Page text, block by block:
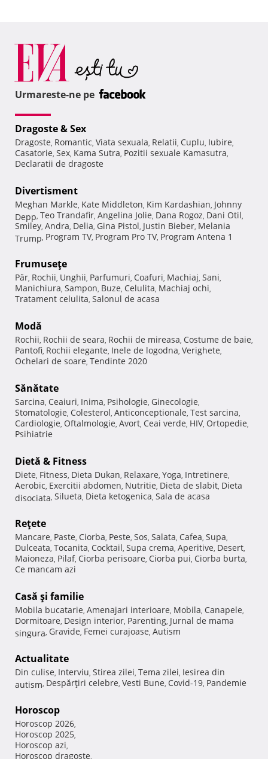
Urmareste-ne pe
Dragoste & Sex
Dragoste, Romantic, Viata sexuala, Relatii, Cuplu, Iubire,
Casatorie, Sex, Kama Sutra, Pozitii sexuale Kamasutra,
Declaratii de dragoste
Divertisment
Meghan Markle, Kate Middleton, Kim Kardashian, Johnny
Depp, Teo Trandafir, Angelina Jolie, Dana Rogoz, Dani Otil,
Smiley, Andra, Delia, Gina Pistol, Justin Bieber, Melania
Trump, Program TV, Program Pro TV, Program Antena 1
Frumuseţe
Păr, Rochii, Unghii, Parfumuri, Coafuri, Machiaj, Sani,
Manichiura, Sampon, Buze, Celulita, Machiaj ochi,
Tratament celulita, Salonul de acasa
Modă
Rochii, Rochii de seara, Rochii de mireasa, Costume de baie,
Pantofi, Rochii elegante, Inele de logodna, Verighete,
Ochelari de soare, Tendinte 2020
Sănătate
Sarcina, Ceaiuri, Inima, Psihologie, Ginecologie,
Stomatologie, Colesterol, Anticonceptionale, Test sarcina,
Cardiologie, Oftalmologie, Avort, Ceai verde, HIV, Ortopedie,
Psihiatrie
Dietă & Fitness
Diete, Fitness, Dieta Dukan, Relaxare, Yoga, Intretinere,
Aerobic, Exercitii abdomen, Nutritie, Dieta de slabit, Dieta
disociata, Silueta, Dieta ketogenica, Sala de acasa
Reţete
Mancare, Paste, Ciorba, Peste, Sos, Salata, Cafea, Supa,
Dulceata, Tocanita, Cocktail, Supa crema, Aperitive, Desert,
Maioneza, Pilaf, Ciorba perisoare, Ciorba pui, Ciorba burta,
Ce mancam azi
Casă şi familie
Mobila bucatarie, Amenajari interioare, Mobila, Canapele,
Dormitoare, Design interior, Parenting, Jurnal de mama
singura, Gravide, Femei curajoase, Autism
Actualitate
Din culise, Interviu, Stirea zilei, Tema zilei, Iesirea din
autism, Despărţiri celebre, Vesti Bune, Covid-19, Pandemie
Horoscop
Horoscop 2026,
Horoscop 2025,
Horoscop azi,
Horoscop dragoste,